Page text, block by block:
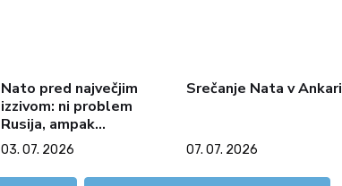
Nato pred največjim
izzivom: ni problem
Rusija, ampak
vprašanje, kaj naj
zavezništvo postane
03. 07. 2026
Srečanje Nata v Ankari
07. 07. 2026